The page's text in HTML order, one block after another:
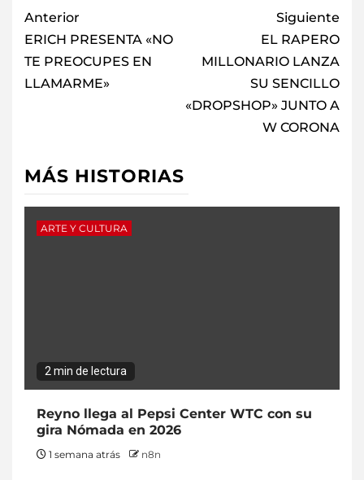
Anterior
ERICH PRESENTA «NO
TE PREOCUPES EN
LLAMARME»
Siguiente
EL RAPERO
MILLONARIO LANZA
SU SENCILLO
«DROPSHOP» JUNTO A
W CORONA
MÁS HISTORIAS
ARTE Y CULTURA
2 min de lectura
Reyno llega al Pepsi Center WTC con su
gira Nómada en 2026
1 semana atrás n8n